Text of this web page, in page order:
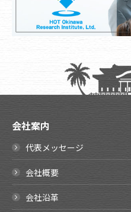
会社案内
代表メッセージ
会社概要
会社沿革